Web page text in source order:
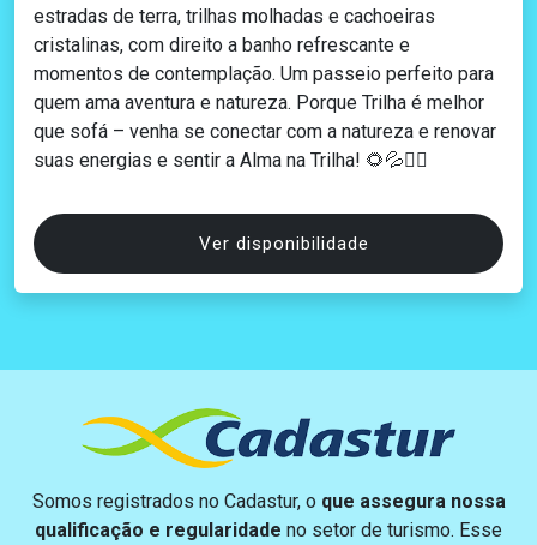
estradas de terra, trilhas molhadas e cachoeiras
cristalinas, com direito a banho refrescante e
momentos de contemplação. Um passeio perfeito para
quem ama aventura e natureza. Porque Trilha é melhor
que sofá – venha se conectar com a natureza e renovar
suas energias e sentir a Alma na Trilha! 🌻💦🚶‍♂️
Ver disponibilidade
Somos registrados no Cadastur, o que assegura nossa
qualificação e regularidade no setor de turismo. Esse